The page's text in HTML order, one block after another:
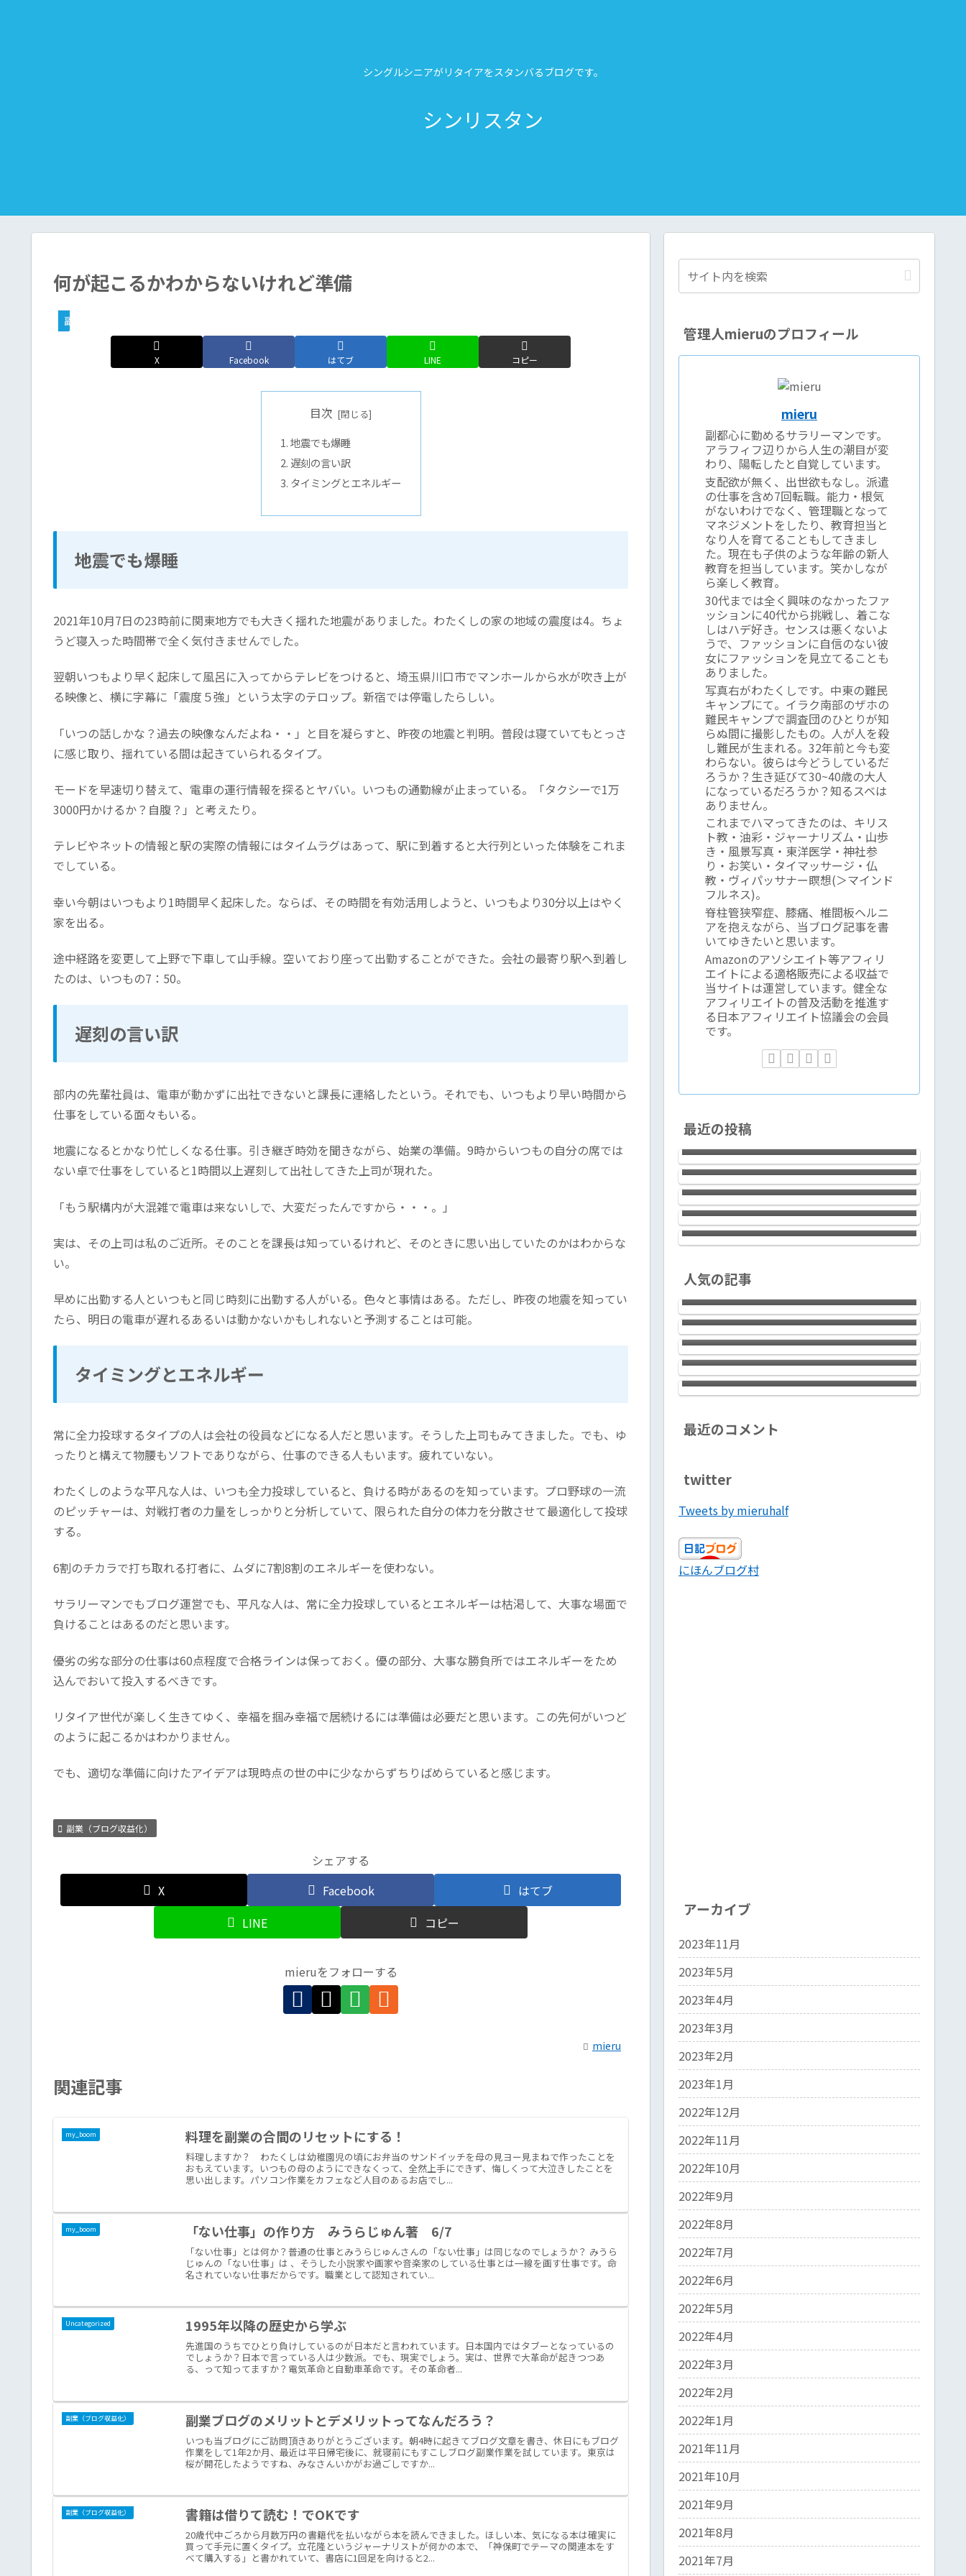
シングルシニアがリタイアをスタンバるブログです。
シンリスタン
何が起こるかわからないけれど準備
副業（ブログ収益化）
X Facebook はてブ LINE コピー
目次
地震でも爆睡
遅刻の言い訳
タイミングとエネルギー
地震でも爆睡
2021年10月7日の23時前に関東地方でも大きく揺れた地震がありました。わたくしの家の地域の震度は4。ちょ
うど寝入った時間帯で全く気付きませんでした。
翌朝いつもより早く起床して風呂に入ってからテレビをつけると、埼玉県川口市でマンホールから水が吹き上が
る映像と、横に字幕に「震度５強」という太字のテロップ。新宿では停電したらしい。
「いつの話しかな？過去の映像なんだよね・・」と目を凝らすと、昨夜の地震と判明。普段は寝ていてもとっさ
に感じ取り、揺れている間は起きていられるタイプ。
モードを早速切り替えて、電車の運行情報を探るとヤバい。いつもの通勤線が止まっている。「タクシーで1万
3000円かけるか？自腹？」と考えたり。
テレビやネットの情報と駅の実際の情報にはタイムラグはあって、駅に到着すると大行列といった体験をこれま
でしている。
幸い今朝はいつもより1時間早く起床した。ならば、その時間を有効活用しようと、いつもより30分以上はやく
家を出る。
途中経路を変更して上野で下車して山手線。空いており座って出勤することができた。会社の最寄り駅へ到着し
たのは、いつもの7：50。
遅刻の言い訳
部内の先輩社員は、電車が動かずに出社できないと課長に連絡したという。それでも、いつもより早い時間から
仕事をしている面々もいる。
地震になるとかなり忙しくなる仕事。引き継ぎ時効を聞きながら、始業の準備。9時からいつもの自分の席では
ない卓で仕事をしていると1時間以上遅刻して出社してきた上司が現れた。
「もう駅構内が大混雑で電車は来ないしで、大変だったんですから・・・。」
実は、その上司は私のご近所。そのことを課長は知っているけれど、そのときに思い出していたのかはわからな
い。
早めに出勤する人といつもと同じ時刻に出勤する人がいる。色々と事情はある。ただし、昨夜の地震を知ってい
たら、明日の電車が遅れるあるいは動かないかもしれないと予測することは可能。
タイミングとエネルギー
常に全力投球するタイプの人は会社の役員などになる人だと思います。そうした上司もみてきました。でも、ゆ
ったりと構えて物腰もソフトでありながら、仕事のできる人もいます。疲れていない。
わたくしのような平凡な人は、いつも全力投球していると、負ける時があるのを知っています。プロ野球の一流
のピッチャーは、対戦打者の力量をしっかりと分析していて、限られた自分の体力を分散させて最適化して投球
する。
6割のチカラで打ち取れる打者に、ムダに7割8割のエネルギーを使わない。
サラリーマンでもブログ運営でも、平凡な人は、常に全力投球しているとエネルギーは枯渇して、大事な場面で
負けることはあるのだと思います。
優劣の劣な部分の仕事は60点程度で合格ラインは保っておく。優の部分、大事な勝負所ではエネルギーをため
込んでおいて投入するべきです。
リタイア世代が楽しく生きてゆく、幸福を掴み幸福で居続けるには準備は必要だと思います。この先何がいつど
のように起こるかはわかりません。
でも、適切な準備に向けたアイデアは現時点の世の中に少なからずちりばめらていると感じます。
副業（ブログ収益化）
シェアする
X
Facebook
はてブ
LINE
コピー
mieruをフォローする
mieru
関連記事
my_boom 料理を副業の合間のリセットにする！
料理しますか？ わたくしは幼稚園児の頃にお弁当のサンドイッチを母の見ヨー見まねで作ったことを
おもえています。いつもの母のようにできなくって、全然上手にできず、悔しくって大泣きしたことを
思い出します。パソコン作業をカフェなど人目のあるお店でし...
my_boom 「ない仕事」の作り方 みうらじゅん著 6/7
「ない仕事」とは何か？普通の仕事とみうらじゅんさんの「ない仕事」は同じなのでしょうか？ みうら
じゅんの「ない仕事」は 、そうした小説家や画家や音楽家のしている仕事とは一線を画す仕事です。命
名されていない仕事だからです。職業として認知されてい...
Uncategorized 1995年以降の歴史から学ぶ
先進国のうちでひとり負けしているのが日本だと言われています。日本国内ではタブーとなっているの
でしょうか？日本で言っている人は少数派。でも、現実でしょう。実は、世界で大革命が起きつつあ
る、って知ってますか？電気革命と自動車革命です。その革命者...
副業（ブログ収益化） 副業ブログのメリットとデメリットってなんだろう？
いつも当ブログにご訪問頂きありがとうございます。朝4時に起きてブログ文章を書き、休日にもブログ
作業をして1年2か月、最近は平日帰宅後に、就寝前にもすこしブログ副業作業を試しています。東京は
桜が開花したようですね、みなさんいかがお過ごしですか...
副業（ブログ収益化） 書籍は借りて読む！でOKです
20歳代中ごろから月数万円の書籍代を払いながら本を読んできました。ほしい本、気になる本は確実に
買って手元に置くタイプ。立花隆というジャーナリストが何かの本で、「神保町でテーマの関連本をす
べて購入する」と書かれていて、書店に1回足を向けると2...
管理人mieruのプロフィール
mieru
副都心に勤めるサラリーマンです。
アラフィフ辺りから人生の潮目が変
わり、陽転したと自覚しています。
支配欲が無く、出世欲もなし。派遣
の仕事を含め7回転職。能力・根気
がないわけでなく、管理職となって
マネジメントをしたり、教育担当と
なり人を育てることもしてきまし
た。現在も子供のような年齢の新人
教育を担当しています。笑かしなが
ら楽しく教育。
30代までは全く興味のなかったファ
ッションに40代から挑戦し、着こな
しはハデ好き。センスは悪くないよ
うで、ファッションに自信のない彼
女にファッションを見立てることも
ありました。
写真右がわたくしです。中東の難民
キャンプにて。イラク南部のザホの
難民キャンプで調査団のひとりが知
らぬ間に撮影したもの。人が人を殺
し難民が生まれる。32年前と今も変
わらない。彼らは今どうしているだ
ろうか？生き延びて30~40歳の大人
になっているだろうか？知るスベは
ありません。
これまでハマってきたのは、キリス
ト教・油彩・ジャーナリズム・山歩
き・風景写真・東洋医学・神社参
り・お笑い・タイマッサージ・仏
教・ヴィパッサナー瞑想(＞マインド
フルネス)。
脊柱管狭窄症、膝痛、椎間板ヘルニ
アを抱えながら、当ブログ記事を書
いてゆきたいと思います。
Amazonのアソシエイト等アフィリ
エイトによる適格販売による収益で
当サイトは運営しています。健全な
アフィリエイトの普及活動を推進す
る日本アフィリエイト協議会の会員
です。
最近の投稿
2023年時点で、アフィリエイトで成
果を出すには過去の成功体験がむし
ろ邪魔くさくなる件
ば浩気鍼灸治療院でOK！60分6,000
円の予約制。
テーラワーダ仏教協会の稲取合宿１
回目の感想など
LAVIE Direct NEXTREME
Carbon（2022年春モデル）は、14ｲ
ﾝﾁの使い勝手の良さとLED IPS液晶
（ノングレア）画面の標準を超えた
見やすさ、滑らかなキータッチとfine
質な極軽モバイルノートです！
【PR】
ＡＩ≒ChatGPTと”夢の超特急新幹
線”は似ている
人気の記事
銀座のサロン エイリッシュガーデ
ン銀座の河原セラピストはお美しく
妖艶でしゃれっ気たっぷり。大満足
のサロンでした！ 心理カウンセラ
ー＋セラピストって凄いんで
す！！ 【PR】
た。健全なタイ古式でちょっぴりメ
ンエスな感じのお店です。会話対応力
バツグン。気分転換に最高ですヨ！
ブログ投稿３か月続けてきた感想
和顔悦色施（わげんえつしきせ）
開き直って別な何かを堂々としてみ
ると、道が開ける
最近のコメント
twitter
Tweets by mieruhalf
にほんブログ村
アーカイブ
2023年11月
2023年5月
2023年4月
2023年3月
2023年2月
2023年1月
2022年12月
2022年11月
2022年10月
2022年9月
2022年8月
2022年7月
2022年6月
2022年5月
2022年4月
2022年3月
2022年2月
2022年1月
2021年11月
2021年10月
2021年9月
2021年8月
2021年7月